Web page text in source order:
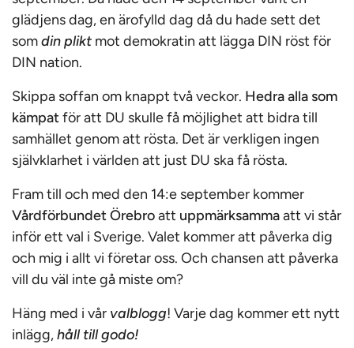
glädjens dag, en ärofylld dag då du hade sett det
somdin plikt mot demokratin att lägga DIN röst för
DIN nation.
Skippa soffan om knappt två veckor. Hedra alla som
kämpatför att DU skulle få möjlighet att bidra till
samhället genom att rösta. Det är verkligen ingen
självklarhet i världen att just DU ska få rösta.
Fram till och med den 14:e september kommer
Vårdförbundet Örebroatt uppmärksammaatt vi står
inför ett val i Sverige. Valet kommer att påverka dig
och mig i allt vi företar oss. Och chansen att påverka
vill du väl inte gå miste om?
Häng med i vår valblogg! Varje dag kommer ett nytt
inlägg,håll till godo!